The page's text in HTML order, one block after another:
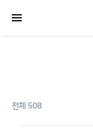
전체 508